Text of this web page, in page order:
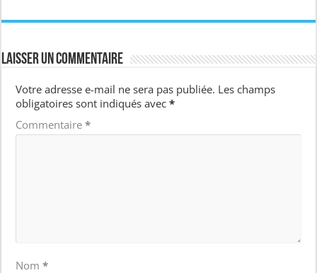
Laisser un commentaire
Votre adresse e-mail ne sera pas publiée. Les champs
obligatoires sont indiqués avec*
Commentaire*
Nom*